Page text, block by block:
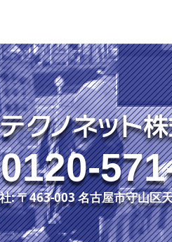
0120-
: 〒463-003 名古屋市守山区